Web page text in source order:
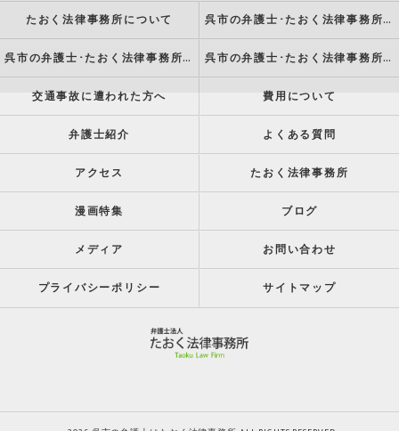
たおく法律事務所について 呉市の弁護士･たおく法律事務所の強み
呉市の弁護士･たおく法律事務所の特徴 呉市の弁護士･たおく法律事務所の方針
交通事故に遭われた方へ 費用について
弁護士紹介 よくある質問
アクセス たおく法律事務所
漫画特集 ブログ
メディア お問い合わせ
プライバシーポリシー サイトマップ